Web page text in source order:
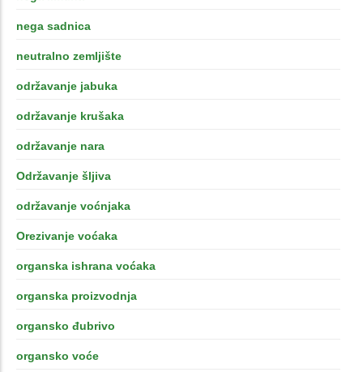
nega sadnica
neutralno zemljište
održavanje jabuka
održavanje krušaka
održavanje nara
Održavanje šljiva
održavanje voćnjaka
Orezivanje voćaka
organska ishrana voćaka
organska proizvodnja
organsko đubrivo
organsko voće